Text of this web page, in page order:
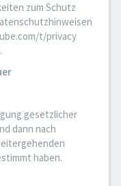
zum Schutz
t/privacy
gesetzlicher
dann nach
haben.